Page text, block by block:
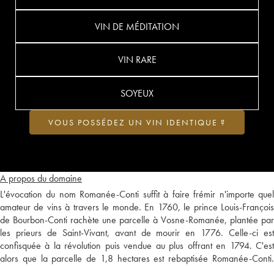
A propos du domaine
L'évocation du nom Romanée-Conti suffit à faire frémir n'importe quel
amateur de vins à travers le monde. En 1760, le prince Louis-François
de Bourbon-Conti rachète une parcelle à Vosne-Romanée, plantée par
les prieurs de Saint-Vivant, avant de mourir en 1776. Celle-ci est
confisquée à la révolution puis vendue au plus offrant en 1794. C'est
alors que la parcelle de 1,8 hectares est rebaptisée Romanée-Conti.
VIN DE MÉDITATION
VIN RARE
SOYEUX
VOUS POSSÉDEZ UN VIN IDENTIQUE ?